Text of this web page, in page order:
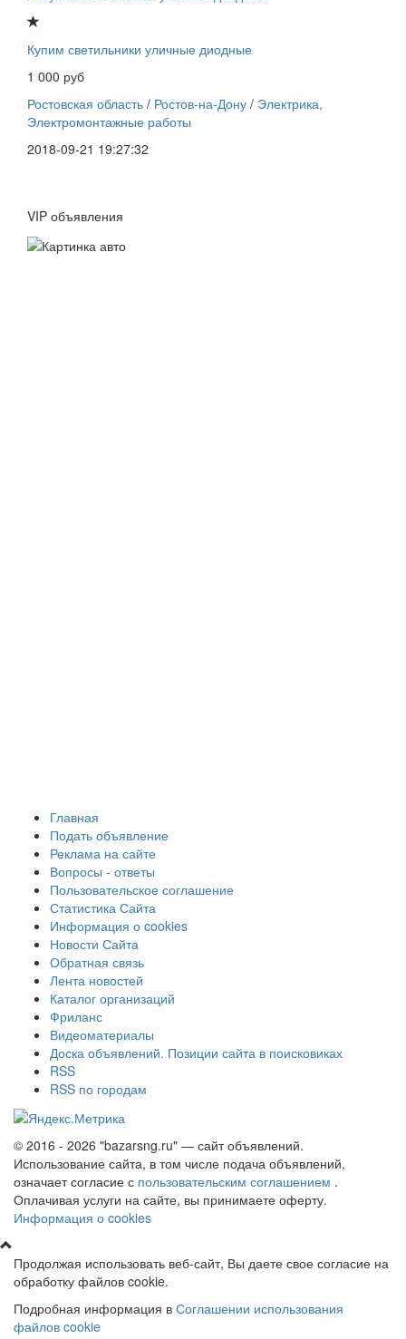
Купим светильники уличные диодные
1 000 руб
Ростовская область / Ростов-на-Дону / Электрика,
Электромонтажные работы
2018-09-21 19:27:32
VIP объявления
Главная
Подать объявление
Реклама на сайте
Вопросы - ответы
Пользовательское соглашение
Статистика Сайта
Информация о cookies
Новости Сайта
Обратная связь
Лента новостей
Каталог организаций
Фриланс
Видеоматериалы
Доска объявлений. Позиции сайта в поисковиках
RSS
RSS по городам
© 2016 - 2026 "bazarsng.ru" — сайт объявлений.
Использование сайта, в том числе подача объявлений,
означает согласие с пользовательским соглашением .
Оплачивая услуги на сайте, вы принимаете оферту.
Информация о cookies
Продолжая использовать веб-сайт, Вы даете свое согласие на
обработку файлов cookie.
Подробная информация в Соглашении использования
файлов cookie